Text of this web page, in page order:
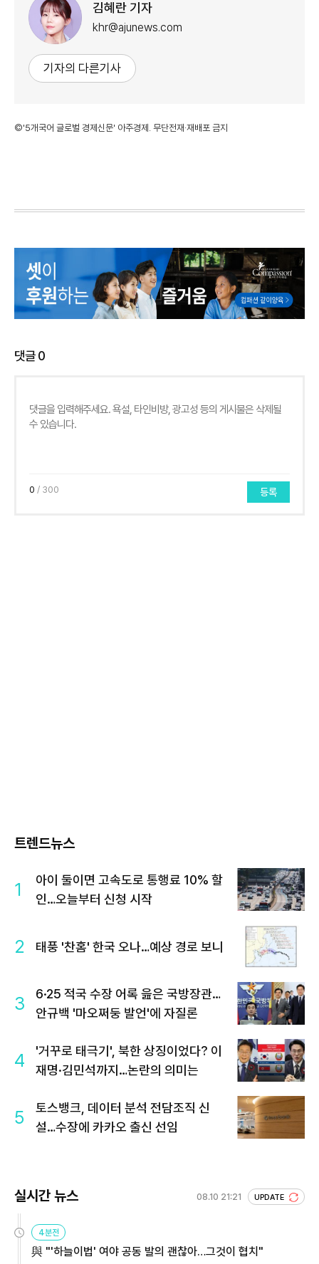
김혜란 기자
khr@ajunews.com
기자의 다른기사
©'5개국어 글로벌 경제신문' 아주경제. 무단전재·재배포 금지
댓글0
0 / 300 등록
트렌드뉴스
1
아이 둘이면 고속도로 통행료 10% 할
인…오늘부터 신청 시작
2 태풍 '찬홈' 한국 오나…예상 경로 보니
3
6·25 적국 수장 어록 읊은 국방장관…
안규백 '마오쩌둥 발언'에 자질론
4
'거꾸로 태극기', 북한 상징이었다? 이
재명·김민석까지…논란의 의미는
5
토스뱅크, 데이터 분석 전담조직 신
설…수장에 카카오 출신 선임
실시간 뉴스 08.10 21:21 UPDATE
4분전
與 "'하늘이법' 여야 공동 발의 괜찮아…그것이 협치"